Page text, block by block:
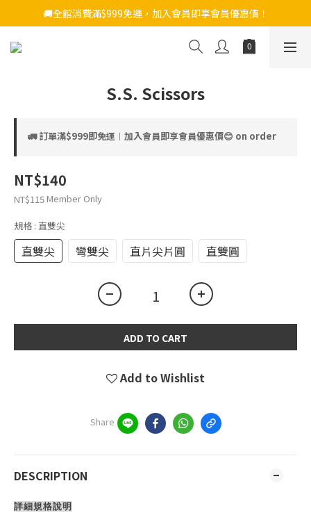
🚚全館消費滿$999免運，加入會員即享會員優惠價！
S.S. Scissors
🚛 訂單滿$999即免運︱加入會員即享會員優惠價😊 on order
NT$140
NT$115Member Only
規格 : 直雙尖
直雙尖 彎雙尖 直片尖片圓 直雙圓
ADD TO CART
Add to Wishlist
Share
DESCRIPTION
詳細規格說明